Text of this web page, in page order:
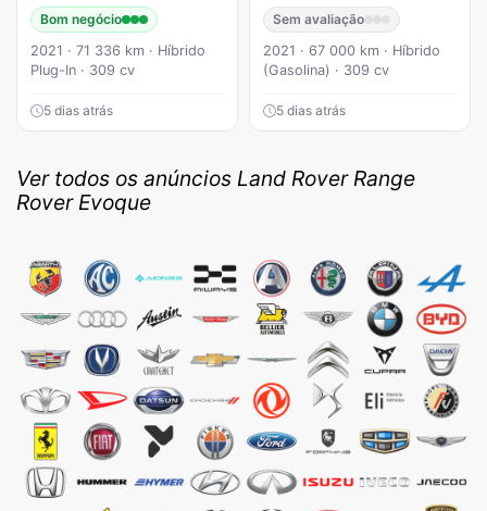
Bom negócio
2021 · 71 336 km · Híbrido
Plug-In · 309 cv
5 dias atrás
Sem avaliação
2021 · 67 000 km · Híbrido
(Gasolina) · 309 cv
5 dias atrás
Ver todos os anúncios Land Rover Range
Rover Evoque